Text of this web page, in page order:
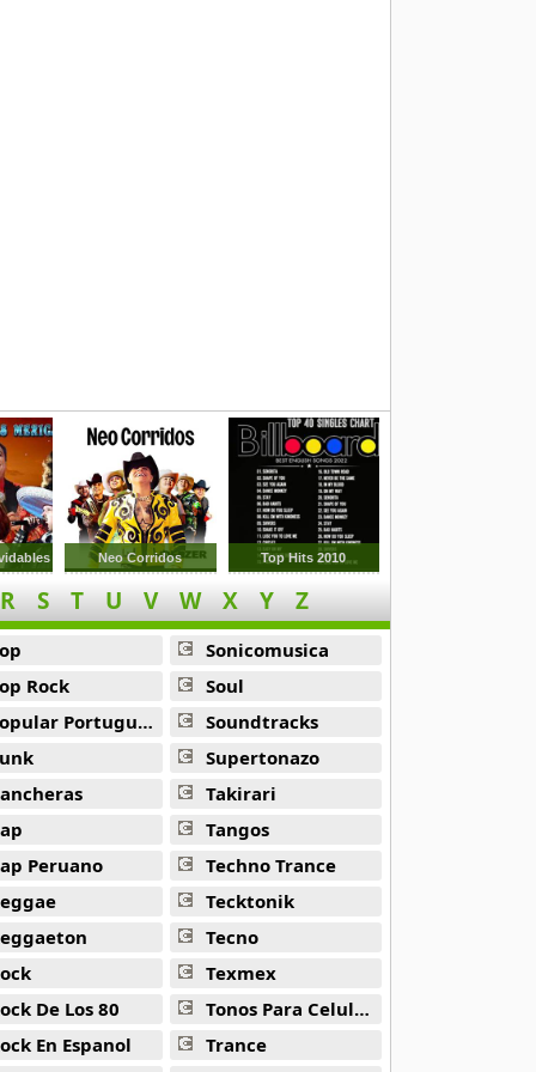
Neo Corridos Top Hits 2010
R S T U V W X Y Z
Rock
Portuguesa
Peruano
De Los 80
En Espanol
Sonicomusica
Soul
Soundtracks
Supertonazo
Takirari
Tangos
Techno Trance
Tecktonik
Tecno
Texmex
Tonos Para Celulares
Trance